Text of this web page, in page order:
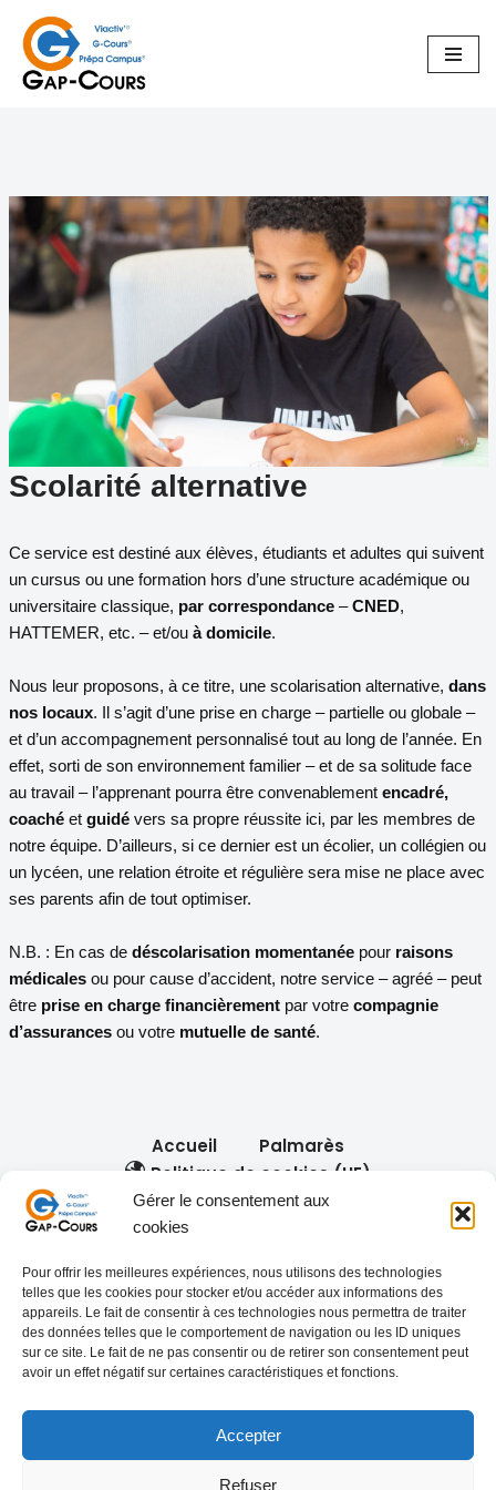
Gérer le consentement aux
cookies
Pour offrir les meilleures expériences, nous utilisons des technologies
telles que les cookies pour stocker et/ou accéder aux informations des
appareils. Le fait de consentir à ces technologies nous permettra de traiter
des données telles que le comportement de navigation ou les ID uniques
sur ce site. Le fait de ne pas consentir ou de retirer son consentement peut
avoir un effet négatif sur certaines caractéristiques et fonctions.
Accepter
Refuser
Aller
au
Scolarité alternative
Ce service est destiné aux élèves, étudiants et adultes qui suivent
un cursus ou une formation hors d’une structure académique ou
universitaire classique, par correspondance–CNED,
HATTEMER, etc. – et/ou à domicile.
Nous leur proposons, à ce titre, une scolarisation alternative, dans
nos locaux. Il s’agit d’une prise en charge – partielle ou globale –
et d’un accompagnement personnalisé tout au long de l’année. En
effet, sorti de son environnement familier – et de sa solitude face
au travail – l’apprenant pourra être convenablement encadré,
coachéet guidévers sa propre réussite ici, par les membres de
notre équipe. D’ailleurs, si ce dernier est un écolier, un collégien ou
un lycéen, une relation étroite et régulière sera mise ne place avec
ses parents afin de tout optimiser.
N.B. : En cas de déscolarisation momentanéepour raisons
médicalesou pour cause d’accident, notre service – agréé – peut
être prise en charge financièrementpar votre compagnie
d’assurancesou votremutuelle de santé.
Accueil
Palmarès
Politique de cookies (UE)
Nos réseaux :
Nos autres services :